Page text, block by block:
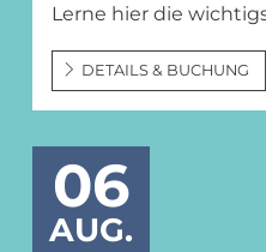
Lerne hier die
DETAILS & BUCHUNG
06
AUG.